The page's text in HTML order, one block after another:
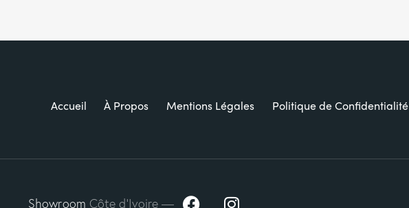
Accueil À Propos Mentions Légales Politique de Confidentialité
Showroom Côte d’Ivoire —